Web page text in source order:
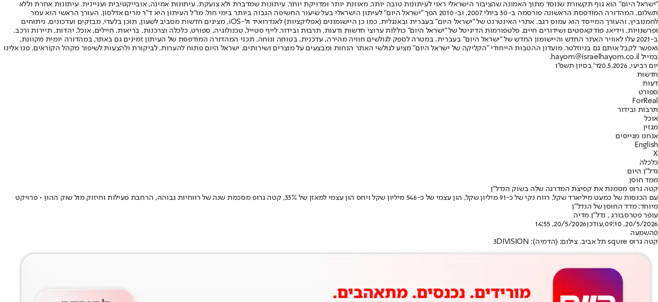
"ישראל היום" הוא גוף תקשורת שנוסד מתוך האמונה שהציבור הישראלי ראוי לעיתונות טובה יותר, מאוזנת יותר ומדויקת יותר. עיתונות שמדברת ולא צועקת. עיתונות אמינה, אובייקטיבית ועניינית. עיתונות אחרת וללא
תשלום. המהדורה המודפסת הראשונה פורסמה ב-30 ביולי 2007, וב-2010 הפך "ישראל היום" לעיתון הישראלי בעל שיעור החשיפה הגבוה ביותר בימי חול. מו"ל העיתון היא ד"ר מרים אדלסון. העורך הראשי הוא עמר
לחמנוביץ, והעורך המייסד הוא עמוס רגב. אתרי האינטרנט של "ישראל היום" בעברית ובאנגלית, כמו כן היישומונים (אפליקציות) לאנדרואיד ול-iOS, מציגים חדשות מסביב לשעון, תוכן בלעדי, מבזקים ועדכונים, ניתוחים
ופרשנויות, וידיאו, פודקאסטים ושידורים חיים. פלטפורמות הדיגיטל של "ישראל היום" כוללות ערוצי חדשות ודעות, תרבות ובידור, לייף סטייל, טכנולוגיה, ספורט, כלכלה וצרכנות, בריאות, חיילים, אוכל, יהדות, תיירות ורכב.
ב-2021 עלו לאוויר האתר החדש והיישומון החדש של "ישראל היום" בעברית, במטרה לספק לגולשים חוויה מהירה, עדכנית, בטוחה ונוחה. תכני המהדורה המודפסת של העיתון זמינים גם באתר, במהדורה יומית מקוונת,
ואפשר לקבל אותם גם בניוזלטר. מועדון ההטבות הייחודי "הקליקה של ישראל היום" מציע לגולשי האתר הנחות ומבצעים על מוצרים ושירותים. ישראל היום פתוח להערות, לביקורת ולהצעות לשיפור מקהל הקוראים. פנו אלינו
במייל hayom@israelhayom.co.il.
יום רביעי, 20.5.2026
ד' בסיון תשפ"ו
חדשות
דעות
ספורט
ForReal
תרבות ובידור
אוכל
מגזין
אנחנו מגייסים
English
X
כלכלה
נדל"ן היום
ממד חוסן
קטה גרופ מסמנת את קפיצת המדרגה שלה בשוק הנדל"ן
עם הכנסות של כמעט מיליארד שקל, רווח נקי של כ-91 מיליון שקל, הון עצמי של כ-546 מיליון שקל ויחס הון עצמי למאזן של 33%, קטה גרופ מסכמת שנה של רווחיות גבוהה, הרחבת פעילות וחיזוק מול שוק ההון • פרויקט
מיוחד: מדד החוסן של הנדל"ן
עופר פטרסבורג , נדל"ן מדיה
20/5/2026, 09:10
,עודכן20/5/2026, 14:55
0השמעה
קטה גרופ squre תל אביב. צילום: (הדמיה): 3DIVISION